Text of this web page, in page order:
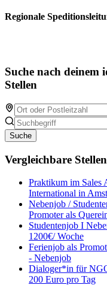
Regionale
Suche nach deinem
Stellen
Suche
Vergleichbare
Praktikum im Sales
International in
Nebenjob /
Promoter als
Studentenjob I
1200€/ Woche
Ferienjob als
- Nebenjob
Dialoger*in für
200 Euro pro Tag